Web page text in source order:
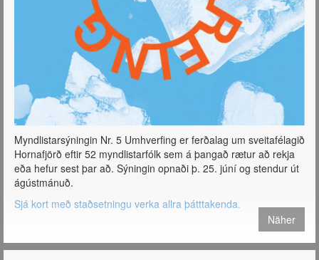
Myndlistarsýningin Nr. 5 Umhverfing er ferðalag um sveitafélagið
Hornafjörð eftir 52 myndlistarfólk sem á þangað rætur að rekja
eða hefur sest þar að. Sýningin opnaði þ. 25. júní og stendur út
ágústmánuð.
Sjá kort með staðsetningu verka allra þátttakenda.
Näher